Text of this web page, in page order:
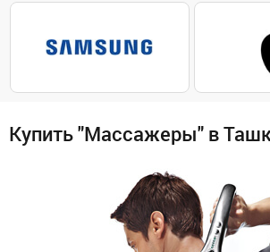
Купить "Массажеры" в